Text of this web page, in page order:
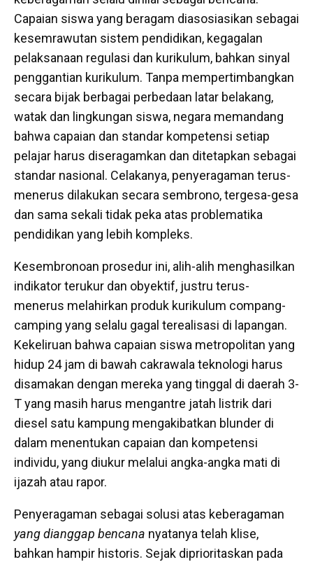
Capaian siswa yang beragam diasosiasikan sebagai
kesemrawutan sistem pendidikan, kegagalan
pelaksanaan regulasi dan kurikulum, bahkan sinyal
penggantian kurikulum. Tanpa mempertimbangkan
secara bijak berbagai perbedaan latar belakang,
watak dan lingkungan siswa, negara memandang
bahwa capaian dan standar kompetensi setiap
pelajar harus diseragamkan dan ditetapkan sebagai
standar nasional. Celakanya, penyeragaman terus-
menerus dilakukan secara sembrono, tergesa-gesa
dan sama sekali tidak peka atas problematika
pendidikan yang lebih kompleks.
Kesembronoan prosedur ini, alih-alih menghasilkan
indikator terukur dan obyektif, justru terus-
menerus melahirkan produk kurikulum compang-
camping yang selalu gagal terealisasi di lapangan.
Kekeliruan bahwa capaian siswa metropolitan yang
hidup 24 jam di bawah cakrawala teknologi harus
disamakan dengan mereka yang tinggal di daerah 3-
T yang masih harus mengantre jatah listrik dari
diesel satu kampung mengakibatkan blunder di
dalam menentukan capaian dan kompetensi
individu, yang diukur melalui angka-angka mati di
ijazah atau rapor.
Penyeragaman sebagai solusi atas keberagaman
yang dianggap bencana nyatanya telah klise,
bahkan hampir historis. Sejak diprioritaskan pada